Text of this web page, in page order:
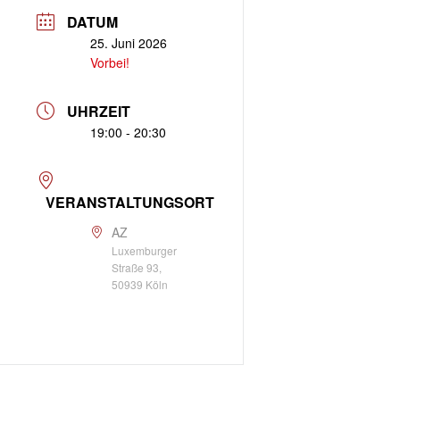
DATUM
25. Juni 2026
Vorbei!
UHRZEIT
19:00 - 20:30
VERANSTALTUNGSORT
AZ
Luxemburger
Straße 93,
50939 Köln